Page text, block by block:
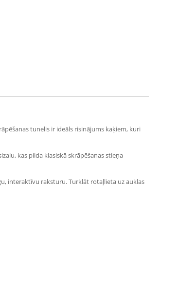
tunelis ir ideāls risinājums kaķiem, kuri
kas pilda klasiskā skrāpēšanas stieņa
interaktīvu raksturu. Turklāt rotaļlieta uz auklas